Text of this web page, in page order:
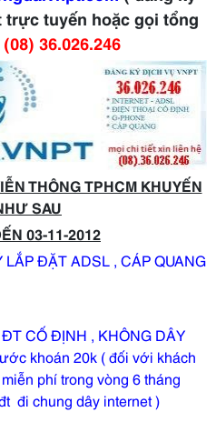
tuyến hoặc gọi tổng
(08) 36.026.246
THÔNG TPHCM KHUYẾN
SAU
03-11-2012
LẮP ĐẶT ADSL , CÁP QUANG
CỐ ĐỊNH , KHÔNG DÂY
khoán 20k ( đối với khách
phí trong vòng 6 tháng
đi chung dây internet )